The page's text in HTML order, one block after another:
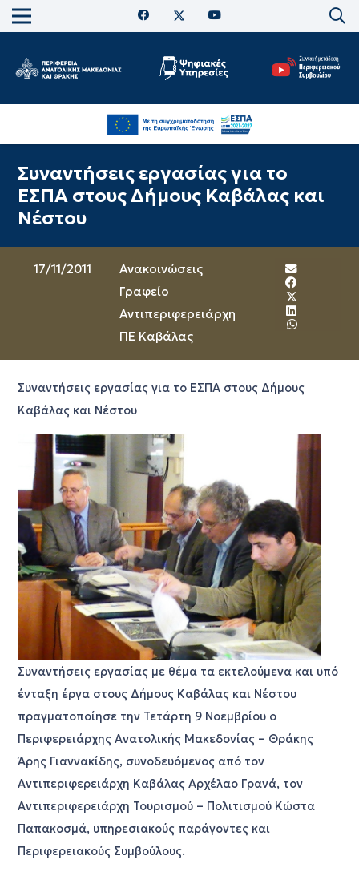
Συναντήσεις εργασίας για το
ΕΣΠΑ στους Δήμους Καβάλας και
Νέστου
17/11/2011
Ανακοινώσεις
Γραφείο
Αντιπεριφερειάρχη
ΠΕ Καβάλας
Συναντήσεις εργασίας για το ΕΣΠΑ στους Δήμους
Καβάλας και Νέστου
Συναντήσεις εργασίας με θέμα τα εκτελούμενα και υπό
ένταξη έργα στους Δήμους Καβάλας και Νέστου
πραγματοποίησε την Τετάρτη 9 Νοεμβρίου ο
Περιφερειάρχης Ανατολικής Μακεδονίας – Θράκης
Άρης Γιαννακίδης, συνοδευόμενος από τον
Αντιπεριφερειάρχη Καβάλας Αρχέλαο Γρανά, τον
Αντιπεριφερειάρχη Τουρισμού – Πολιτισμού Κώστα
Παπακοσμά, υπηρεσιακούς παράγοντες και
Περιφερειακούς Συμβούλους.